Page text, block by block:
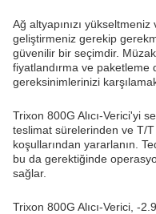
Ağ altyapınızı
geliştirmeniz gerekip
güvenilir bir seçimdir.
fiyatlandırma ve paketleme
gereksinimlerinizi
Trixon 800G Alıcı-Verici'yi
teslimat sürelerinden ve T/
koşullarından yararlanın.
bu da gerektiğinde
sağlar.
Trixon 800G Alıcı-Verici, -